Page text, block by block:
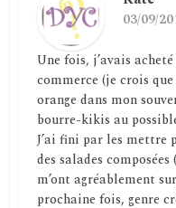
03/09/
Une fois, j’avais
commerce (je crois
orange dans mon
bourre-kikis au
J’ai fini par les mettre
des salades
m’ont agréablement
prochaine fois, genre